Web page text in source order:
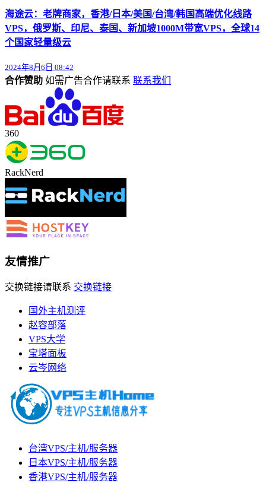
海途云：老牌商家，香港/日本/美国/台湾/韩国高端优化线路
VPS，俄罗斯、印尼、泰国、新加坡1000M带宽VPS，全球14
个国家轻量级云
2024年8月6日 08:42
合作赞助 如需广告合作请联系 联系我们
360
RackNerd
友情推广
交换链接请联系 交换链接
国外主机测评
赵容部落
VPS大学
宝塔面板
云岑网络
台湾VPS/主机/服务器
日本VPS/主机/服务器
香港VPS/主机/服务器